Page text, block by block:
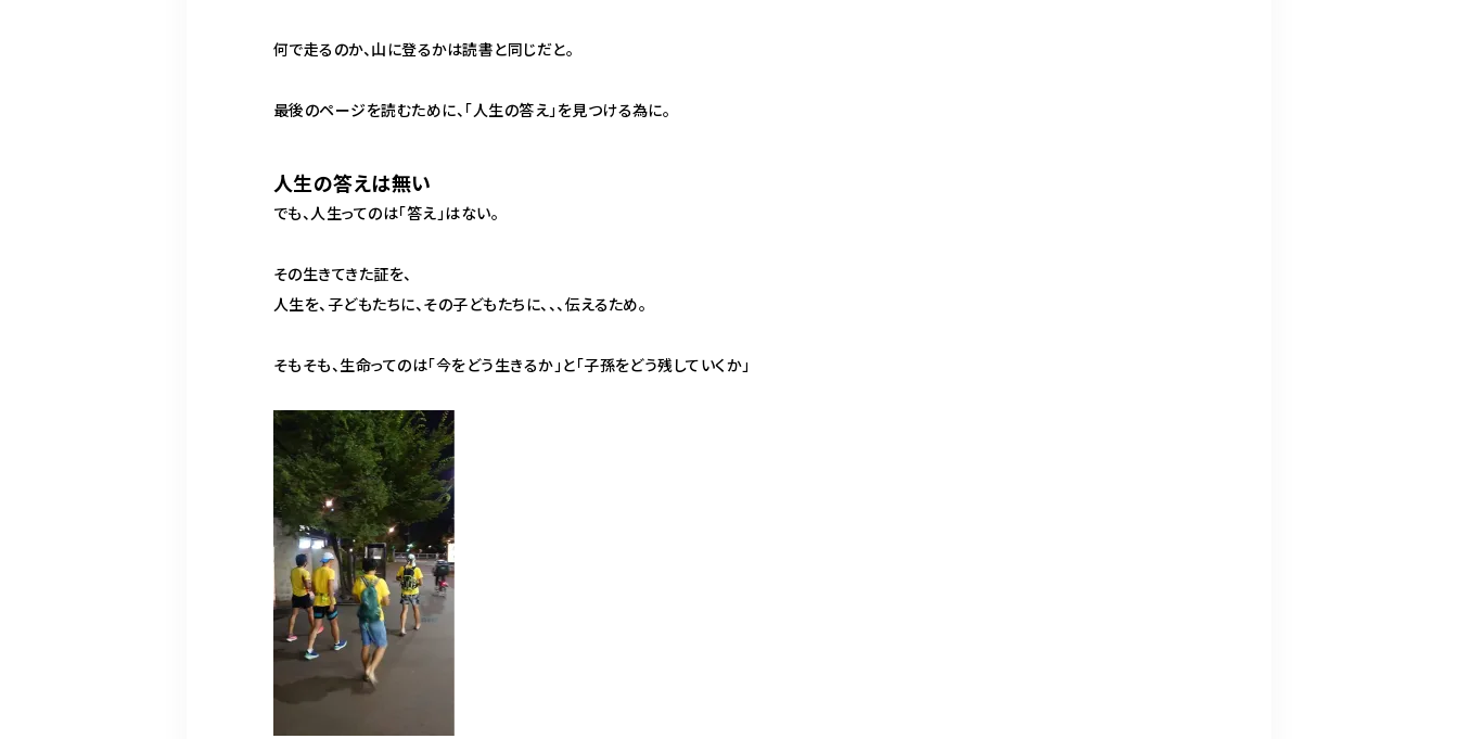
何で走るのか、山に登るかは読書と同じだと。
最後のページを読むために、「人生の答え」を見つける為に。
人生の答えは無い
でも、人生ってのは「答え」はない。
その生きてきた証を、
人生を、子どもたちに、その子どもたちに、、、伝えるため。
そもそも、生命ってのは「今をどう生きるか」と「子孫をどう残していくか」